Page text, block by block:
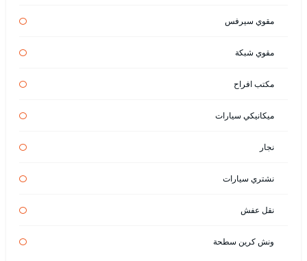
مقوي سيرفس
مقوي شبكة
مكتب افراح
ميكانيكي سيارات
نجار
نشتري سيارات
نقل عفش
ونش كرين سطحة